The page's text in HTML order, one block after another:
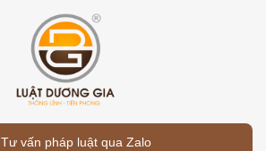
Tư vấn pháp luật qua Zalo